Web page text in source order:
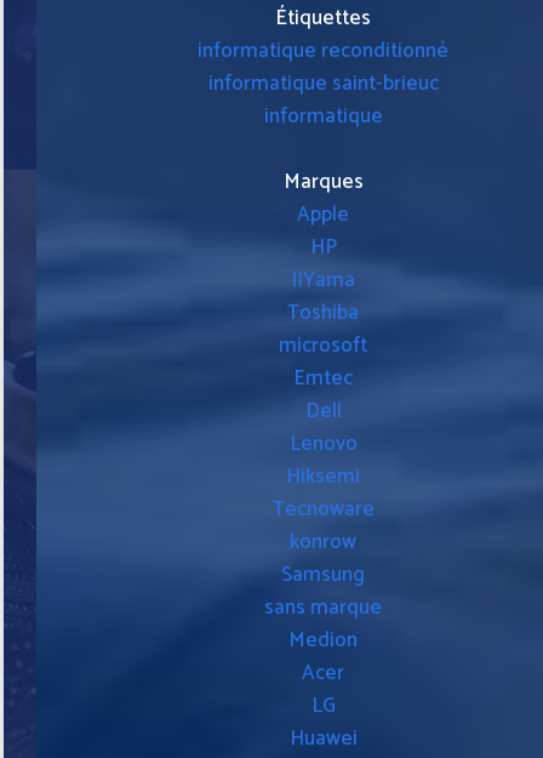
Étiquettes
informatique reconditionné
informatique saint-brieuc
informatique
Marques
Apple
HP
IIYama
Toshiba
microsoft
Emtec
Dell
Lenovo
Hiksemi
Tecnoware
konrow
Samsung
sans marque
Medion
Acer
LG
Huawei